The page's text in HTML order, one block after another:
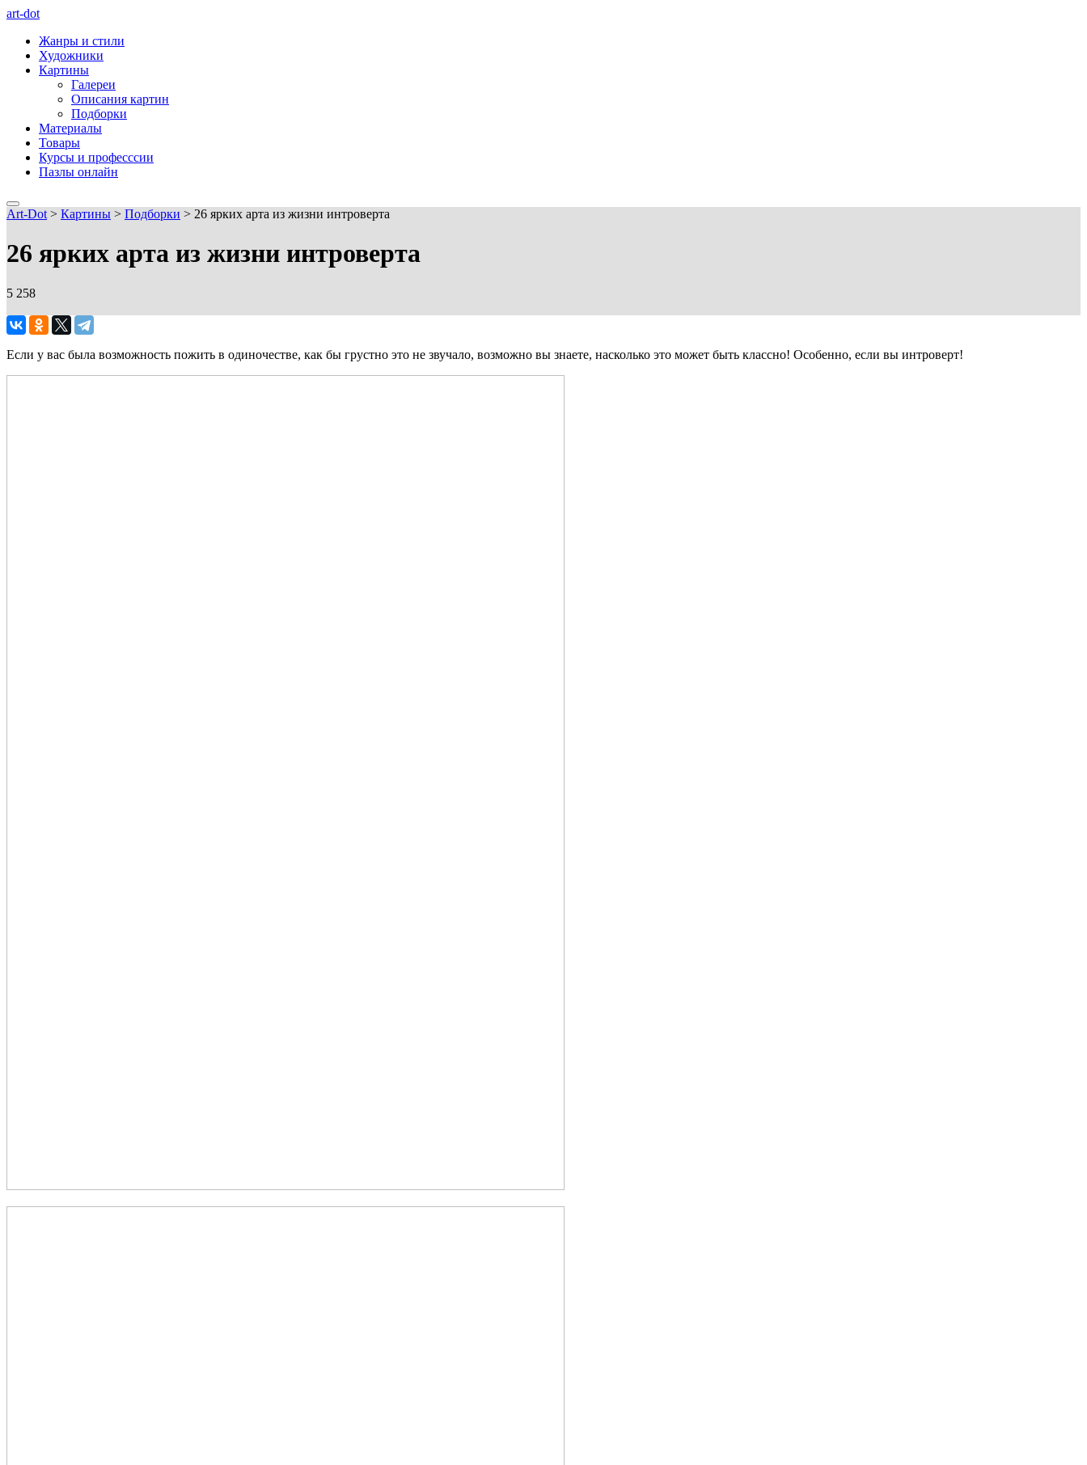
art-dot
Жанры и стили
Художники
Картины
Галереи
Описания картин
Подборки
Материалы
Товары
Курсы и професссии
Пазлы онлайн
Art-Dot > Картины > Подборки > 26 ярких арта из жизни интроверта
26 ярких арта из жизни интроверта
5 258
Если у вас была возможность пожить в одиночестве, как бы грустно это не звучало, возможно вы знаете, насколько это может быть классно! Особенно, если вы интроверт!